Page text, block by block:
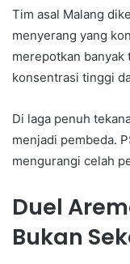
Tim asal Malang
menyerang yang
merepotkan
konsentrasi tinggi
Di laga penuh
menjadi pembeda.
mengurangi celah
Duel
Bukan